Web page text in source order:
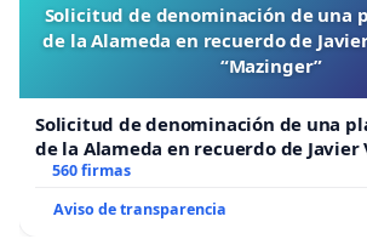
Solicitud de denominación de una
de la Alameda en recuerdo de
“Mazinger”
Solicitud de denominación de una
de la Alameda en recuerdo de Javier
“Mazinger”
560 firmas
Aviso de transparencia